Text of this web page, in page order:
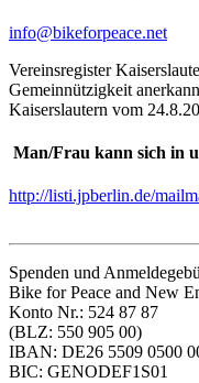
info@bikeforpeace.net
Vereinsregister
Gemeinnützigkeit
Kaiserslautern vom
Man/Frau kann sich in
http://listi.jpberlin.de/
Spenden und
Bike for Peace and New
Konto Nr.: 524 87
(BLZ: 550 905 00)
IBAN: DE26 5509 0500
BIC: GENODEF1S01